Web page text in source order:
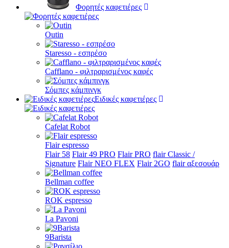
Φορητές καφετιέρες
Outin
Staresso - εσπρέσο
Cafflano - φιλτραρισμένος καφές
Σόμπες κάμπινγκ
Ειδικές καφετιέρες
Cafelat Robot
Flair espresso
Flair 58 Flair 49 PRO Flair PRO flair Classic /
Signature Flair NEO FLEX Flair 2GO flair αξεσουάρ
Bellman coffee
ROK espresso
La Pavoni
9Barista